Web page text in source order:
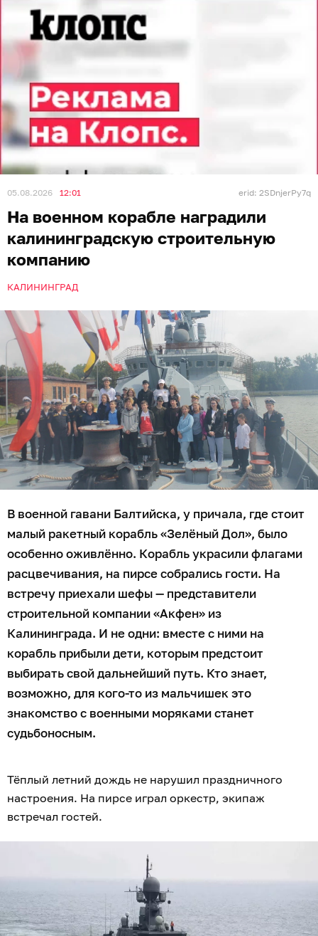
05.08.2026 12:01 erid: 2SDnjerPy7q
На военном корабле наградили
калининградскую строительную
компанию
КАЛИНИНГРАД
В военной гавани Балтийска, у причала, где стоит
малый ракетный корабль «Зелёный Дол», было
особенно оживлённо. Корабль украсили флагами
расцвечивания, на пирсе собрались гости. На
встречу приехали шефы — представители
строительной компании «Акфен» из
Калининграда. И не одни: вместе с ними на
корабль прибыли дети, которым предстоит
выбирать свой дальнейший путь. Кто знает,
возможно, для кого-то из мальчишек это
знакомство с военными моряками станет
судьбоносным.
Тёплый летний дождь не нарушил праздничного
настроения. На пирсе играл оркестр, экипаж
встречал гостей.